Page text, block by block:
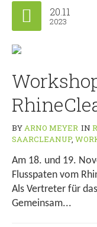
20.11
2023
BYARNO MEYER IN
SAARCLEANUP,
Am 18. und 19.
Flusspaten vom
Als Vertreter für
Gemeinsam...